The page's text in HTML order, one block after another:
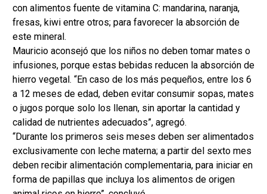
con alimentos fuente de vitamina C: mandarina, naranja,
fresas, kiwi entre otros; para favorecer la absorción de
este mineral.
Mauricio aconsejó que los niños no deben tomar mates o
infusiones, porque estas bebidas reducen la absorción de
hierro vegetal. “En caso de los más pequeños, entre los 6
a 12 meses de edad, deben evitar consumir sopas, mates
o jugos porque solo los llenan, sin aportar la cantidad y
calidad de nutrientes adecuados”, agregó.
“Durante los primeros seis meses deben ser alimentados
exclusivamente con leche materna; a partir del sexto mes
deben recibir alimentación complementaria, para iniciar en
forma de papillas que incluya los alimentos de origen